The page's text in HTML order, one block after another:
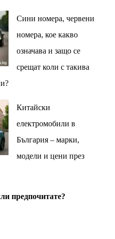
Сини номера, червени
номера, кое какво
означава и защо се
срещат коли с такива
Китайски
електромобили в
България – марки,
модели и цени през
предпочитате?